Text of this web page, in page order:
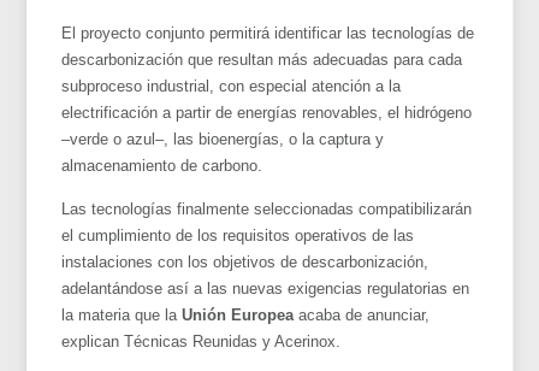
El proyecto conjunto permitirá identificar las tecnologías de
descarbonización que resultan más adecuadas para cada
subproceso industrial, con especial atención a la
electrificación a partir de energías renovables, el hidrógeno
–verde o azul–, las bioenergías, o la captura y
almacenamiento de carbono.
Las tecnologías finalmente seleccionadas compatibilizarán
el cumplimiento de los requisitos operativos de las
instalaciones con los objetivos de descarbonización,
adelantándose así a las nuevas exigencias regulatorias en
la materia que laUnión Europea acaba de anunciar,
explican Técnicas Reunidas y Acerinox.